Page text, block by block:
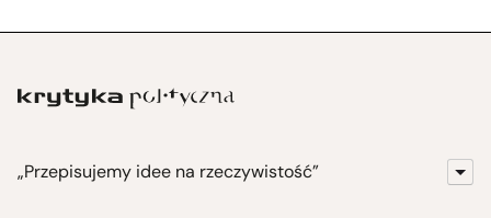
„Przepisujemy idee na rzeczywistość”